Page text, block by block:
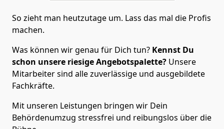
So zieht man heutzutage um. Lass das mal die Profis
machen.
Was können wir genau für Dich tun? Kennst Du
schon unsere riesige Angebotspalette? Unsere
Mitarbeiter sind alle zuverlässige und ausgebildete
Fachkräfte.
Mit unseren Leistungen bringen wir Dein
Behördenumzug stressfrei und reibungslos über die